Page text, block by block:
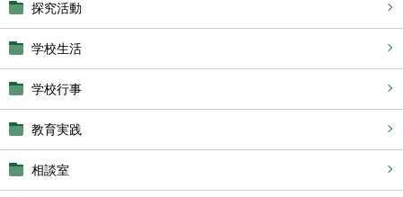
探究活動
学校生活
学校行事
教育実践
相談室